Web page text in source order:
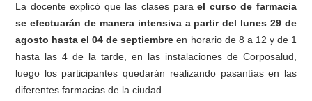
La docente explicó que las clases parael curso de farmacia
se efectuarán de manera intensiva a partir del lunes 29 de
agosto hasta el 04 de septiembre en horario de 8 a 12 y de 1
hasta las 4 de la tarde, en las instalaciones de Corposalud,
luego los participantes quedarán realizando pasantías en las
diferentes farmacias de la ciudad.